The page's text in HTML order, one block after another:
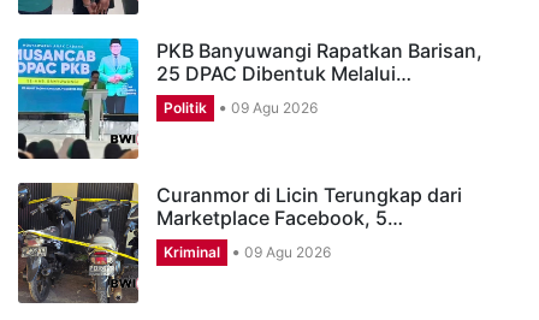
PKB Banyuwangi Rapatkan Barisan,
25 DPAC Dibentuk Melalui…
Politik 09 Agu 2026
Curanmor di Licin Terungkap dari
Marketplace Facebook, 5…
Kriminal 09 Agu 2026